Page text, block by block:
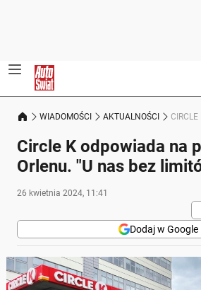
WIADOMOŚCI AKTUALNOŚCI
Circle K odpowiada na
Orlenu. "U nas bez
26 kwietnia 2024, 11:41
Dodaj w Google